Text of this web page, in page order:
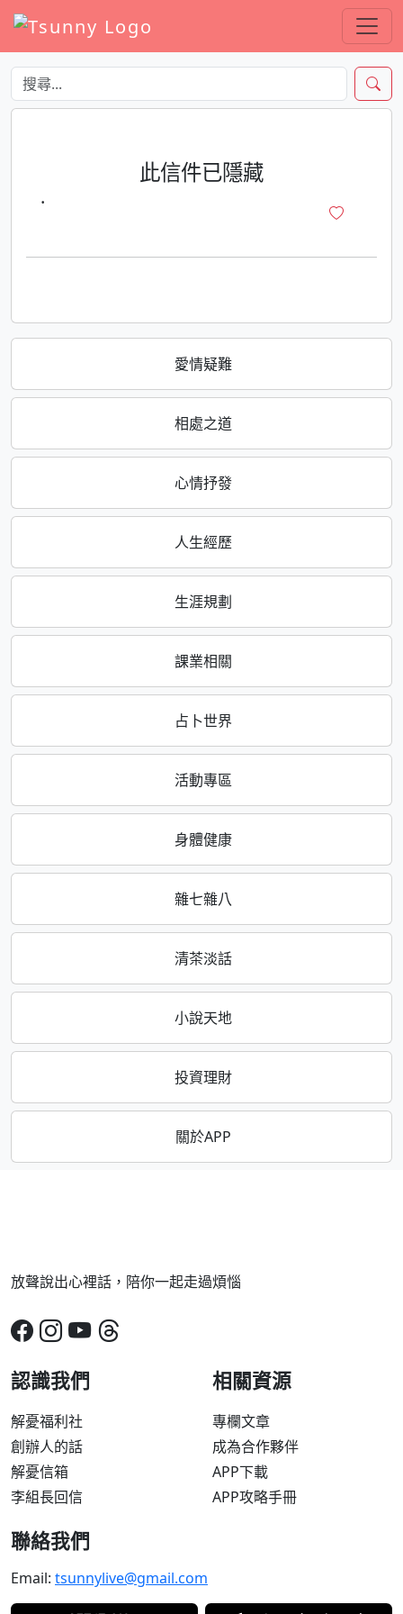
愛情疑難
相處之道
心情抒發
人生經歷
生涯規劃
課業相關
占卜世界
活動專區
身體健康
雜七雜八
清茶淡話
小說天地
投資理財
關於APP
此信件已隱藏
·
放聲說出心裡話，陪你一起走過煩惱
認識我們
解憂福利社
創辦人的話
解憂信箱
李組長回信
相關資源
專欄文章
成為合作夥伴
APP下載
APP攻略手冊
聯絡我們
Email: tsunnylive@gmail.com